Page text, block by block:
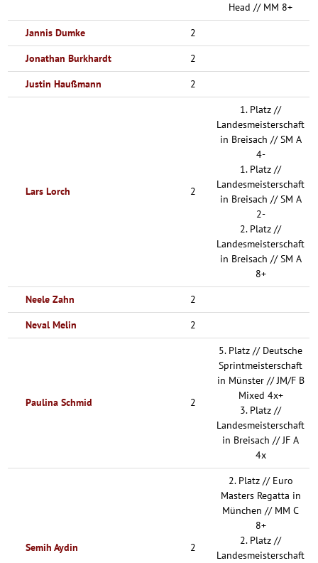
Head // MM 8+
Jannis Dumke
2
Jonathan Burkhardt
2
Justin Haußmann
2
Lars Lorch 2
1. Platz //
Landesmeisterschaft
in Breisach // SM A
4-
1. Platz //
Landesmeisterschaft
in Breisach // SM A
2-
2. Platz //
Landesmeisterschaft
in Breisach // SM A
8+
Neele Zahn
2
Neval Melin
2
Paulina Schmid 2
5. Platz // Deutsche
Sprintmeisterschaft
in Münster // JM/F B
Mixed 4x+
3. Platz //
Landesmeisterschaft
in Breisach // JF A
4x
Semih Aydin 2
2. Platz // Euro
Masters Regatta in
München // MM C
8+
2. Platz //
Landesmeisterschaft